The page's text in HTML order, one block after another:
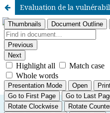
Evaluation de la